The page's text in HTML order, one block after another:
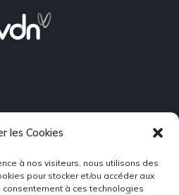
les Cookies
à nos visiteurs, nous utilisons des
pour stocker et/ou accéder aux
à ces technologies
du site